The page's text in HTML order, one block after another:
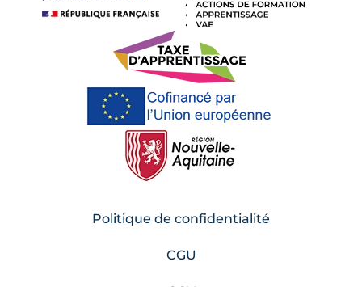
Politique de confidentialité
CGU